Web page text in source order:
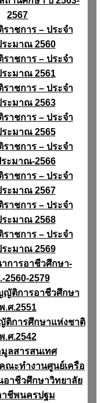
2567
าชการ – ประจำ
ระมาณ 2560
าชการ – ประจำ
ระมาณ 2561
าชการ – ประจำ
ระมาณ 2563
าชการ – ประจำ
ระมาณ 2565
าชการ – ประจำ
ะมาณ-2566
าชการ – ประจำ
ระมาณ 2567
าชการ – ประจำ
ระมาณ 2568
าชการ – ประจำ
ระมาณ 2569
การอาชีวศึกษา-
2560-2579
ญัติการอาชีวศึกษา
.ศ.2551
ติการศึกษาแห่งชาติ
.ศ.2542
ลสารสนเทศ
ณะทำงานศูนย์เครือ
อาชีวศึกษาวิทยาลัย
าชีพนครปฐม